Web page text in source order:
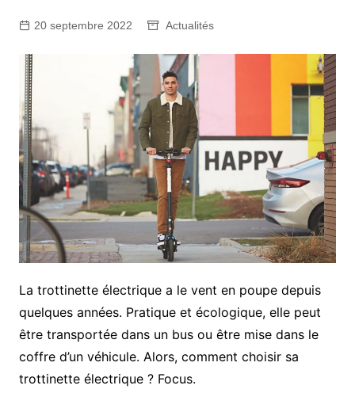
20 septembre 2022 Actualités
La trottinette électrique a le vent en poupe depuis
quelques années. Pratique et écologique, elle peut
être transportée dans un bus ou être mise dans le
coffre d’un véhicule. Alors, comment choisir sa
trottinette électrique ? Focus.